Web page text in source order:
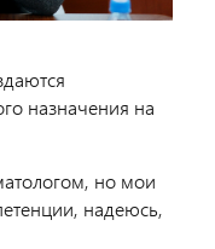
назначения на
но мои
надеюсь,